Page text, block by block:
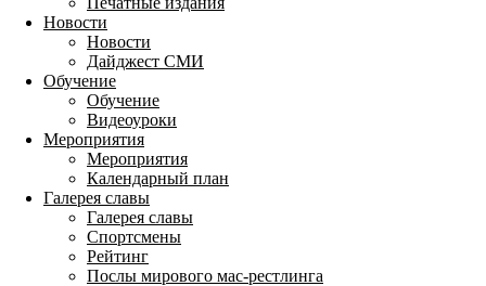
Новости
Новости
Дайджест СМИ
Обучение
Обучение
Видеоуроки
Мероприятия
Мероприятия
Календарный план
Галерея славы
Галерея славы
Спортсмены
Рейтинг
Послы мирового мас-рестлинга